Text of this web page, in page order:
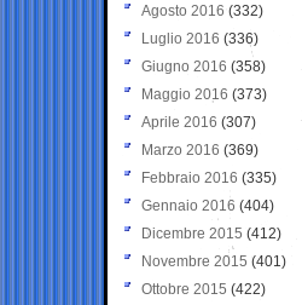
Agosto 2016 (332)
Luglio 2016 (336)
Giugno 2016 (358)
Maggio 2016 (373)
Aprile 2016 (307)
Marzo 2016 (369)
Febbraio 2016 (335)
Gennaio 2016 (404)
Dicembre 2015 (412)
Novembre 2015 (401)
Ottobre 2015 (422)